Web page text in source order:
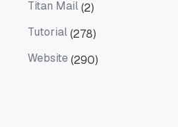
Titan Mail(2)
Tutorial(278)
Website (290)